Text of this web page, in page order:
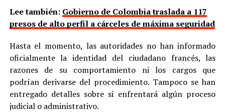
Lee también: Gobierno de Colombia traslada a 117
presos de alto perfil a cárceles de máxima seguridad
Hasta el momento, las autoridades no han informado
oficialmente la identidad del ciudadano francés, las
razones de su comportamiento ni los cargos que
podrían derivarse del procedimiento. Tampoco se han
entregado detalles sobre si enfrentará algún proceso
judicial o administrativo.